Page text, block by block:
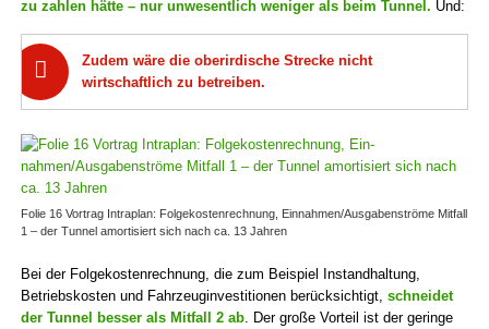
zu zahlen hätte – nur unwesentlich weniger als beim Tunnel. Und:
Zudem wäre die oberirdische Strecke nicht
wirtschaftlich zu betreiben.
Folie 16 Vortrag Intra­plan: Folge­kosten­rechnung, Ein­nahmen/Ausgaben­ströme Mitfall
1 – der Tunnel amorti­siert sich nach ca. 13 Jahren
Bei der Folgekostenrechnung, die zum Beispiel Instand­haltung,
Betriebs­kosten und Fahr­zeug­investi­tionen berücksichtigt, schneidet
der Tunnel besser als Mitfall 2 ab. Der große Vorteil ist der geringe